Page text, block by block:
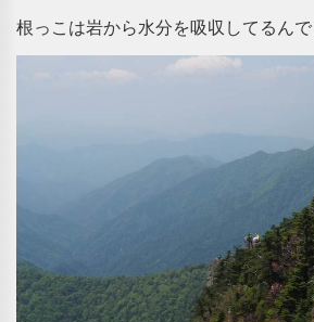
根っこは岩から水分を吸収してるんで